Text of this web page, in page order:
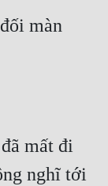
màn
mất đi
nghĩ tới